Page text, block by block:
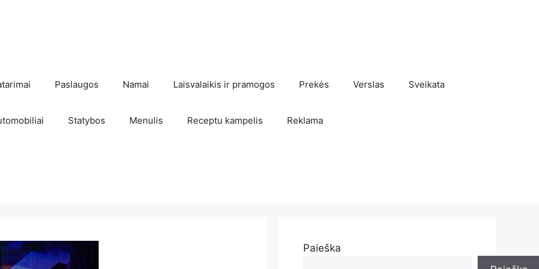
Paslaugos Namai Laisvalaikis ir pramogos Prekės Verslas Sveikata
Statybos Menulis Receptu kampelis Reklama
Paieška